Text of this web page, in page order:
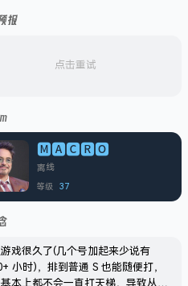
报
点击重试
🅼🅰🅲🆁🅾
离线
等级 37
戏很久了(几个号加起来少说有
小时)，排到普通 S 也能随便打，
本上都不会一直打天梯，导致从来